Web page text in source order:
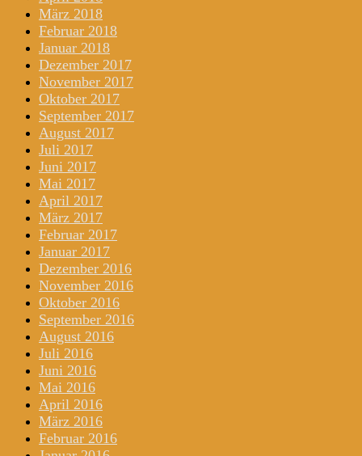
März 2018
Februar 2018
Januar 2018
Dezember 2017
November 2017
Oktober 2017
September 2017
August 2017
Juli 2017
Juni 2017
Mai 2017
April 2017
März 2017
Februar 2017
Januar 2017
Dezember 2016
November 2016
Oktober 2016
September 2016
August 2016
Juli 2016
Juni 2016
Mai 2016
April 2016
März 2016
Februar 2016